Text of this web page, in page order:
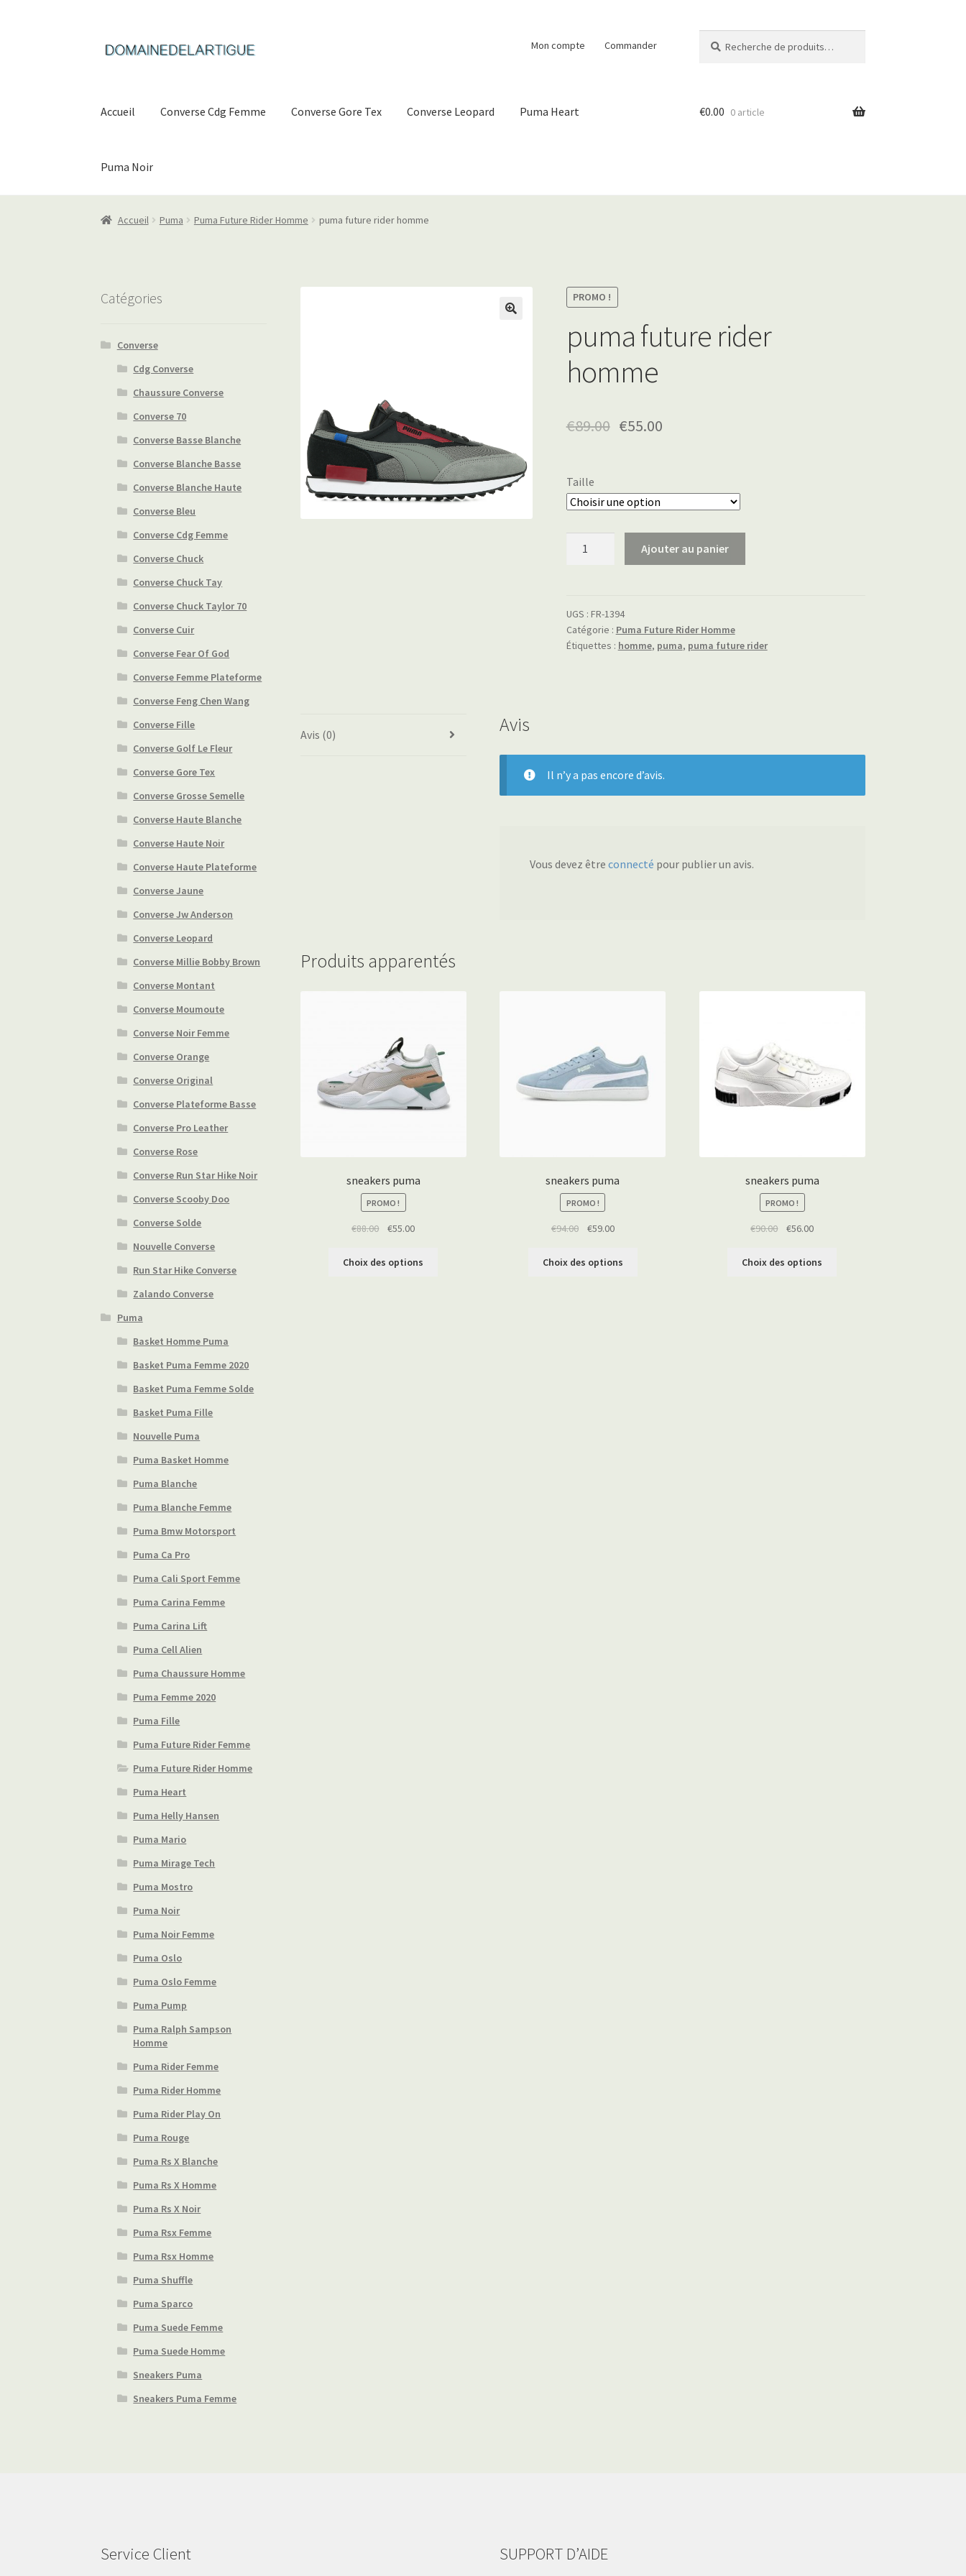
àau
Mon compte Commander
pour :
r
Accueil Converse Cdg Femme Converse Gore Tex Converse Leopard Puma Heart
Puma Noir
€0.00 0 article
Accueil Puma Puma Future Rider Homme puma future rider homme
PROMO !
puma future rider
homme
€89.00 €55.00
Taille
rider
homme
Ajouter au panier
UGS : FR-1394
Catégorie : Puma Future Rider Homme
Étiquettes : homme, puma, puma future rider
Avis (0) Avis
Il n’y a pas encore d’avis.
Vous devez êtreconnecté pour publier un avis.
Produits apparentés
sneakers puma
PROMO !
€88.00 €55.00
Choix des options
sneakers puma
PROMO !
€94.00 €59.00
Choix des options
sneakers puma
PROMO !
€90.00 €56.00
Choix des options
Catégories
Converse
Cdg Converse
Chaussure Converse
Converse 70
Converse Basse Blanche
Converse Blanche Basse
Converse Blanche Haute
Converse Bleu
Converse Cdg Femme
Converse Chuck
Converse Chuck Tay
Converse Chuck Taylor 70
Converse Cuir
Converse Fear Of God
Converse Femme Plateforme
Converse Feng Chen Wang
Converse Fille
Converse Golf Le Fleur
Converse Gore Tex
Converse Grosse Semelle
Converse Haute Blanche
Converse Haute Noir
Converse Haute Plateforme
Converse Jaune
Converse Jw Anderson
Converse Leopard
Converse Millie Bobby Brown
Converse Montant
Converse Moumoute
Converse Noir Femme
Converse Orange
Converse Original
Converse Plateforme Basse
Converse Pro Leather
Converse Rose
Converse Run Star Hike Noir
Converse Scooby Doo
Converse Solde
Nouvelle Converse
Run Star Hike Converse
Zalando Converse
Puma
Basket Homme Puma
Basket Puma Femme 2020
Basket Puma Femme Solde
Basket Puma Fille
Nouvelle Puma
Puma Basket Homme
Puma Blanche
Puma Blanche Femme
Puma Bmw Motorsport
Puma Ca Pro
Puma Cali Sport Femme
Puma Carina Femme
Puma Carina Lift
Puma Cell Alien
Puma Chaussure Homme
Puma Femme 2020
Puma Fille
Puma Future Rider Femme
Puma Future Rider Homme
Puma Heart
Puma Helly Hansen
Puma Mario
Puma Mirage Tech
Puma Mostro
Puma Noir
Puma Noir Femme
Puma Oslo
Puma Oslo Femme
Puma Pump
Puma Ralph Sampson
Homme
Puma Rider Femme
Puma Rider Homme
Puma Rider Play On
Puma Rouge
Puma Rs X Blanche
Puma Rs X Homme
Puma Rs X Noir
Puma Rsx Femme
Puma Rsx Homme
Puma Shuffle
Puma Sparco
Puma Suede Femme
Puma Suede Homme
Sneakers Puma
Sneakers Puma Femme
Service Client SUPPORT D’AIDE